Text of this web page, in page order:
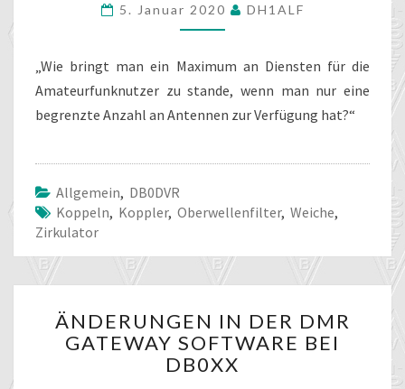
WEICHE
AUF
ANTENNE
5. Januar 2020 DH1ALF
„Wie bringt man ein Maximum an Diensten für die
Amateurfunknutzer zu stande, wenn man nur eine
begrenzte Anzahl an Antennen zur Verfügung hat?“
Allgemein, DB0DVR
Koppeln, Koppler, Oberwellenfilter, Weiche,
Zirkulator
IN
DER
DMR
ÄNDERUNGEN IN DER DMR
GATEWAY SOFTWARE BEI
DB0XX